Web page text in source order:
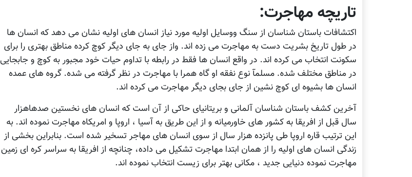
تاریچه مهاجرت:
اکتشافات باستان شناسان از سنگ ووسایل اولیه مورد نیاز انسان های اولیه نشان می دهد که انسان ها
در طول تاریخ بشریت دست به مهاجرت می زده اند. واز جای به جای دیگر کوچ کرده مناطق بهتری را برای
سکونت انتخاب می کرده اند. در واقع انسان ها فقط در رابطه با تداوم حیات خود مجبور به کوچ و جابجایی
در مناطق مختلف شده. مسلمآ نوع نفقه او گاه همرا با مهاجرت در نظر گرفته می شده. گروه های عمده
انسان ها بشیوه ای کوچ نشین از جای بجای دیگر مهاجرت می کرده اند.
آخرین کشف باستان شناسان آلمانی و بریتانیای حاکی از آن است که انسان های نخستین صدهاهزار
سال قبل از افریقا به کشور های خاورمیانه و از این طریق به آسیا ، اروپا و امریکاه مهاجرت نموده اند. به
این ترتیب قاره اروپا طی پانزده هزار سال از سوی انسان های مهاجر تسخیر شده است. بنابراین بخشی از
زندگی انسان های اولیه را از همان ابتدا مهاجرت تشکیل می داده، چنانچه از افریقا به سراسر کره ای زمین
مهاجرت نموده دنیایی جدید ، مکانی بهتر برای زیست انتخاب نموده اند.